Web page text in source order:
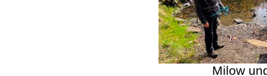
Milow